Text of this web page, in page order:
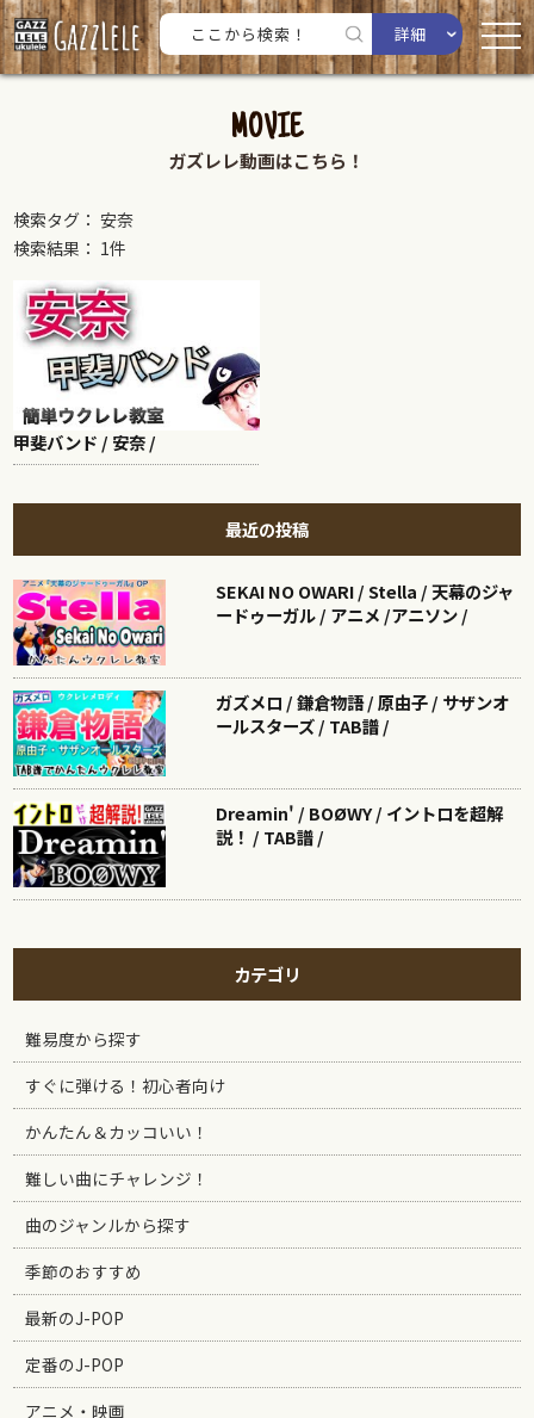
詳細
MOVIE
ガズレレ動画はこちら！
検索タグ： 安奈
検索結果： 1件
甲斐バンド / 安奈 /
最近の投稿
SEKAI NO OWARI / Stella / 天幕のジャ
ードゥーガル / アニメ /アニソン /
ガズメロ / 鎌倉物語 / 原由子 / サザンオ
ールスターズ / TAB譜 /
Dreamin' / BOØWY / イントロを超解
説！ / TAB譜 /
カテゴリ
難易度から探す
すぐに弾ける！初心者向け
かんたん＆カッコいい！
難しい曲にチャレンジ！
曲のジャンルから探す
季節のおすすめ
最新のJ-POP
定番のJ-POP
アニメ・映画